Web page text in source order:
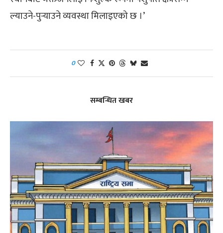
ल्याउने-पुऱ्याउने व्यवस्था मिलाइएको छ ।’
0
सम्बन्धित खबर